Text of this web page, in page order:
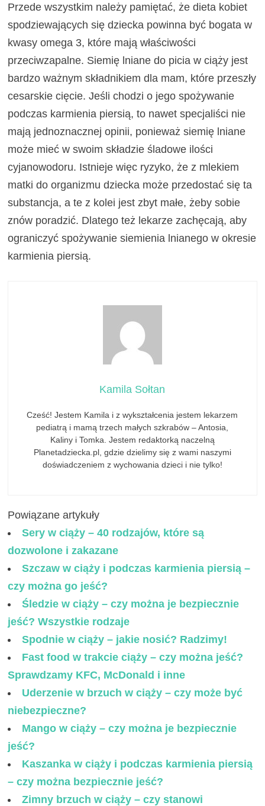
Przede wszystkim należy pamiętać, że dieta kobiet
spodziewających się dziecka powinna być bogata w
kwasy omega 3, które mają właściwości
przeciwzapalne. Siemię lniane do picia w ciąży jest
bardzo ważnym składnikiem dla mam, które przeszły
cesarskie cięcie. Jeśli chodzi o jego spożywanie
podczas karmienia piersią, to nawet specjaliści nie
mają jednoznacznej opinii, ponieważ siemię lniane
może mieć w swoim składzie śladowe ilości
cyjanowodoru. Istnieje więc ryzyko, że z mlekiem
matki do organizmu dziecka może przedostać się ta
substancja, a te z kolei jest zbyt małe, żeby sobie
znów poradzić. Dlatego też lekarze zachęcają, aby
ograniczyć spożywanie siemienia lnianego w okresie
karmienia piersią.
Kamila Sołtan
Cześć! Jestem Kamila i z wykształcenia jestem lekarzem
pediatrą i mamą trzech małych szkrabów – Antosia,
Kaliny i Tomka. Jestem redaktorką naczelną
Planetadziecka.pl, gdzie dzielimy się z wami naszymi
doświadczeniem z wychowania dzieci i nie tylko!
Powiązane artykuły
Sery w ciąży – 40 rodzajów, które są
dozwolone i zakazane
Szczaw w ciąży i podczas karmienia piersią –
czy można go jeść?
Śledzie w ciąży – czy można je bezpiecznie
jeść? Wszystkie rodzaje
Spodnie w ciąży – jakie nosić? Radzimy!
Fast food w trakcie ciąży – czy można jeść?
Sprawdzamy KFC, McDonald i inne
Uderzenie w brzuch w ciąży – czy może być
niebezpieczne?
Mango w ciąży – czy można je bezpiecznie
jeść?
Kaszanka w ciąży i podczas karmienia piersią
– czy można bezpiecznie jeść?
Zimny brzuch w ciąży – czy stanowi